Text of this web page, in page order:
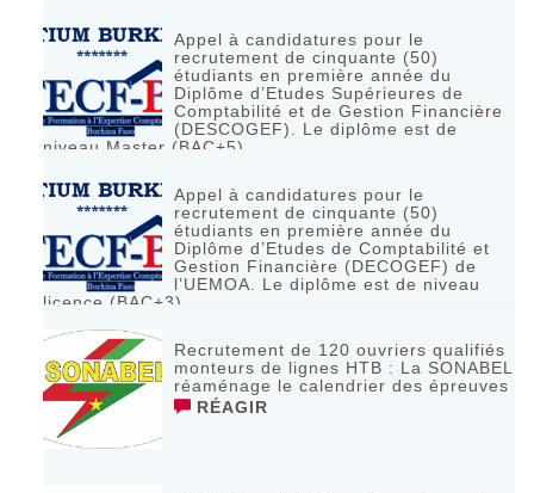
Appel à candidatures pour le
recrutement de cinquante (50)
étudiants en première année du
Diplôme d’Etudes Supérieures de
Comptabilité et de Gestion Financière
(DESCOGEF). Le diplôme est de
niveau Master (BAC+5)
Appel à candidatures pour le
recrutement de cinquante (50)
étudiants en première année du
Diplôme d’Etudes de Comptabilité et
Gestion Financière (DECOGEF) de
l’UEMOA. Le diplôme est de niveau
licence (BAC+3)
Recrutement de 120 ouvriers qualifiés
monteurs de lignes HTB : La SONABEL
réaménage le calendrier des épreuves
RÉAGIR